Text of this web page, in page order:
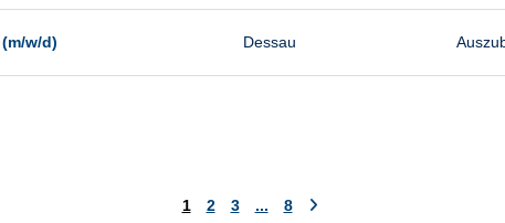
w/d) Dessau
1 2 3 ... 8